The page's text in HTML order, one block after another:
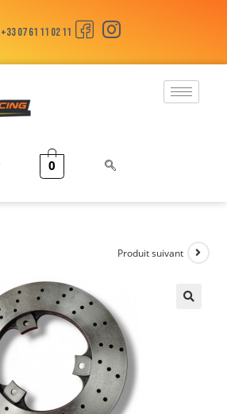
+33 07 61 11 02 11
0
Produit suivant